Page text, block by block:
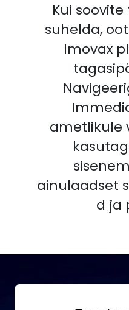
Kui
suhelda,
Imovax
ametlikule
ainulaadset
d ja